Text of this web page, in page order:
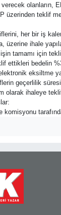
olanların,
üzerinden teklif
her bir iş
üzerine ihale
tamamı için
ettikleri bedelin
eksiltme
geçerlilik
olarak ihaleye
komisyonu